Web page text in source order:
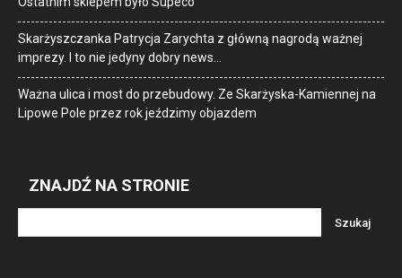
Skarżyszczanka Patrycja Zarychta z główną nagrodą ważnej
imprezy. I to nie jedyny dobry news…
Ważna ulica i most do przebudowy. Ze Skarżyska-Kamiennej na
Lipowe Pole przez rok jeździmy objazdem
ZNAJDŹ NA STRONIE